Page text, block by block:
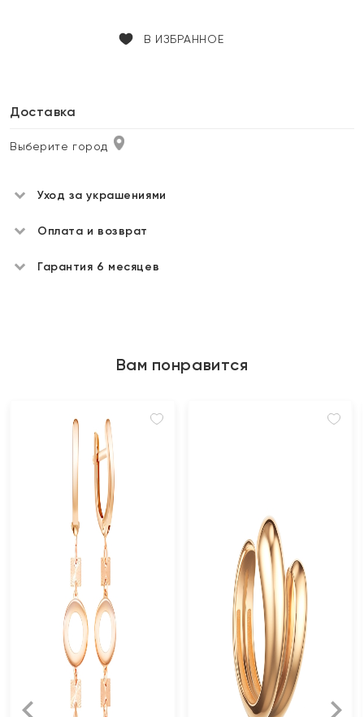
В ИЗБРАННОЕ
Доставка
Выберите город
Уход за украшениями
Оплата и возврат
Гарантия 6 месяцев
Вам понравится